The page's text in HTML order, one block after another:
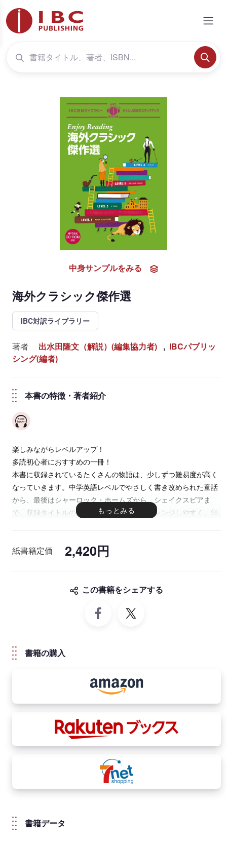
中身サンプルをみる
海外クラシック傑作選
IBC対訳ライブラリー
著者 出水田隆文（解説）(編集協力者) , IBCパブリッ
シング(編者)
本書の特徴・著者紹介
楽しみながらレベルアップ！
多読初心者におすすめの一冊！
本書に収録されているたくさんの物語は、少しずつ難易度が高く
なっていきます。中学英語レベルでやさしく書き改められた童話
から、最後はシャーロック・ホームズから、シェイクスピアま
で。収録タイトルのすべてが短編なのでチャレンジしやすく、知
各ページの下欄に重要語句・表現のワードリスト付きなので気に
鹿児島県立立川薩清修館高校の出水田隆文先生による英語解説付
き。TOEIC® や実際のビジネスの場にも頻出する表現や重要語彙
注：本書の CD-ROM は MP3 形式になっており、パソコンや
MP3 プレーヤーで聴くことができます。MP3 ファイルの転送・
（参考：付属CDから MP3音源をパソコンの音楽プレーヤーに取
紙書籍定価 2,420円
この書籍をシェアする
書籍の購入
書籍データ